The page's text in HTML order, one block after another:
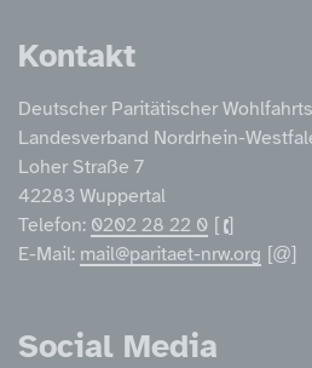
Kontakt
Deutscher Paritätischer
Landesverband Nordrhein-
Loher Straße 7
42283 Wuppertal
Telefon: 0202 28 22 0
E-Mail: mail@paritaet-nrw.org
Social Media